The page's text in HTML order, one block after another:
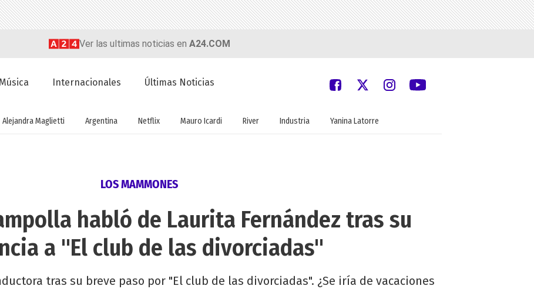
Ver las ultimas noticias en A24.COM
Música Internacionales Últimas Noticias
Alejandra Maglietti Argentina Netflix Mauro Icardi River Industria Yanina Latorre
LOS MAMMONES
habló de Laurita Fernández tras su
a "El club de las divorciadas"
tras su breve paso por "El club de las divorciadas". ¿Se iría de vacaciones